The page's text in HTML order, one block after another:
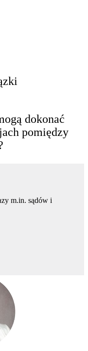
dokonać
pomiędzy
m.in. sądów i